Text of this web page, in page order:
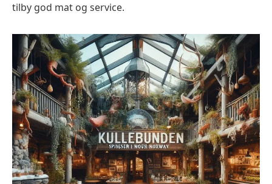
tilby god mat og service.